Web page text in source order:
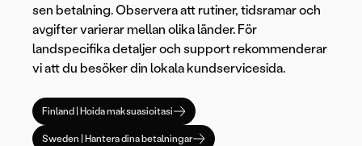
sen betalning. Observera att rutiner, tidsramar och
avgifter varierar mellan olika länder. För
landspecifika detaljer och support rekommenderar
vi att du besöker din lokala kundservicesida.
Finland | Hoida maksuasioitasi
Sweden | Hantera dina betalningar